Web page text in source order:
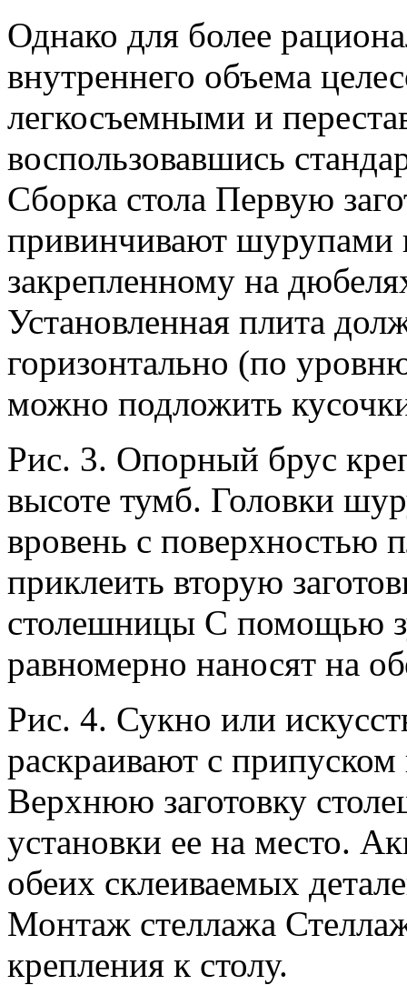
Однако для более
внутреннего объема
легкосъемными и
воспользовавшись
Сборка стола Первую
привинчивают шурупами
закрепленному на
Установленная плита
горизонтально (по
можно подложить
Рис. 3. Опорный брус
высоте тумб. Головки
вровень с поверхностью
приклеить вторую
столешницы С помощью
равномерно наносят на
Рис. 4. Сукно или
раскраивают с
Верхнюю заготовку
установки ее на место.
обеих склеиваемых
Монтаж стеллажа
крепления к столу.